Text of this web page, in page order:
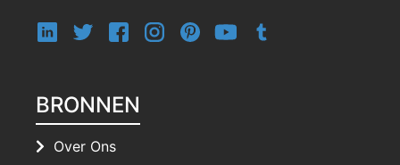
BRONNEN
Over Ons